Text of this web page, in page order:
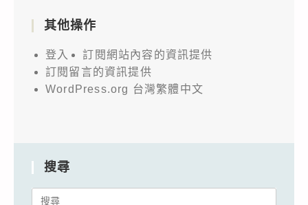
其他操作
登入
訂閱網站內容的資訊提供
訂閱留言的資訊提供
WordPress.org 台灣繁體中文
搜尋
Search